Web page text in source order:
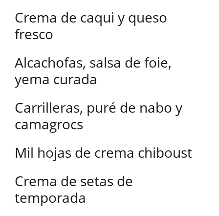
Crema de caqui y queso
fresco
Alcachofas, salsa de foie,
yema curada
Carrilleras, puré de nabo y
camagrocs
Mil hojas de crema chiboust
Crema de setas de
temporada